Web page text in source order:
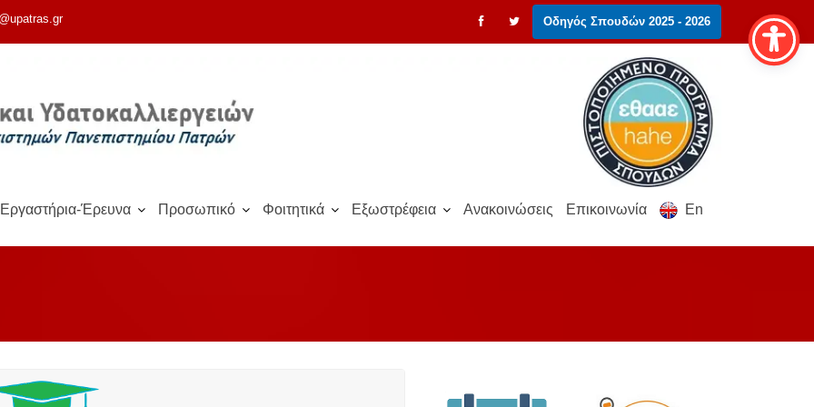
Οδηγός Σπουδών 2025 - 2026
Εργαστήρια-Έρευνα Προσωπικό Φοιτητικά Εξωστρέφεια Ανακοινώσεις Επικοινωνία En